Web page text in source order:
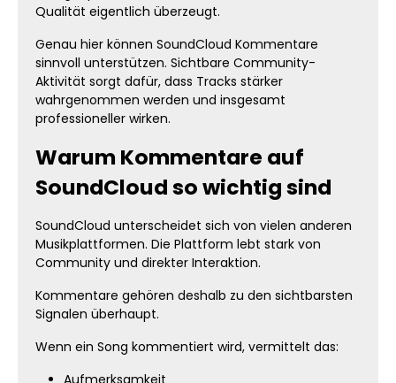
Qualität eigentlich überzeugt.
Genau hier können SoundCloud Kommentare
sinnvoll unterstützen. Sichtbare Community-
Aktivität sorgt dafür, dass Tracks stärker
wahrgenommen werden und insgesamt
professioneller wirken.
Warum Kommentare auf
SoundCloud so wichtig sind
SoundCloud unterscheidet sich von vielen anderen
Musikplattformen. Die Plattform lebt stark von
Community und direkter Interaktion.
Kommentare gehören deshalb zu den sichtbarsten
Signalen überhaupt.
Wenn ein Song kommentiert wird, vermittelt das:
Aufmerksamkeit